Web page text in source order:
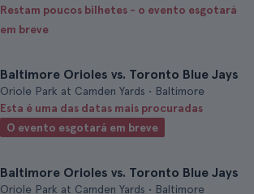
Restam poucos bilhetes - o evento esgotará
em breve
Baltimore Orioles vs. Toronto Blue Jays
Oriole Park at Camden Yards • Baltimore
Esta é uma das datas mais procuradas
O evento esgotará em breve
Baltimore Orioles vs. Toronto Blue Jays
Oriole Park at Camden Yards • Baltimore